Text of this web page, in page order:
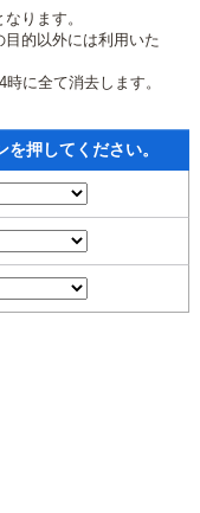
ります。
的以外には利用いた
に全て消去します。
押してください。